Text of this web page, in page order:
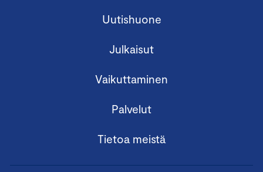
Uutishuone
Julkaisut
Vaikuttaminen
Palvelut
Tietoa meistä